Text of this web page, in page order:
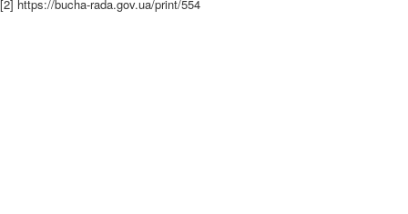
[2] https://bucha-rada.gov.ua/print/554